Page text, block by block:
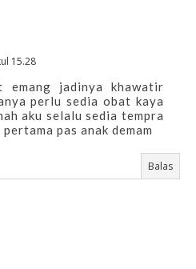
15.28
emang jadinya khawatir
perlu sedia obat kaya
aku selalu sedia tempra
pas anak demam
Balas